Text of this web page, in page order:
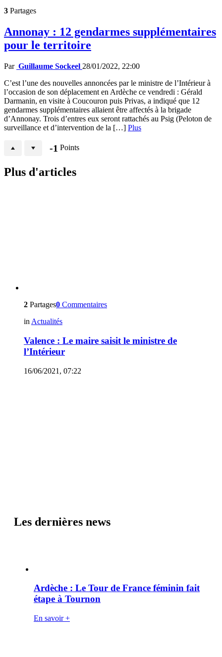
3 Partages
Annonay : 12 gendarmes supplémentaires
pour le territoire
Par Guillaume Sockeel 28/01/2022, 22:00
C’est l’une des nouvelles annoncées par le ministre de l’Intérieur à
l’occasion de son déplacement en Ardèche ce vendredi : Gérald
Darmanin, en visite à Coucouron puis Privas, a indiqué que 12
gendarmes supplémentaires allaient être affectés à la brigade
d’Annonay. Trois d’entres eux seront rattachés au Psig (Peloton de
surveillance et d’intervention de la […] Plus
-1 Points
Plus d'articles
2 Partages0 Commentaires
in Actualités
Valence : Le maire saisit le ministre de
l’Intérieur
16/06/2021, 07:22
Les dernières news
Ardèche : Le Tour de France féminin fait
étape à Tournon
En savoir +